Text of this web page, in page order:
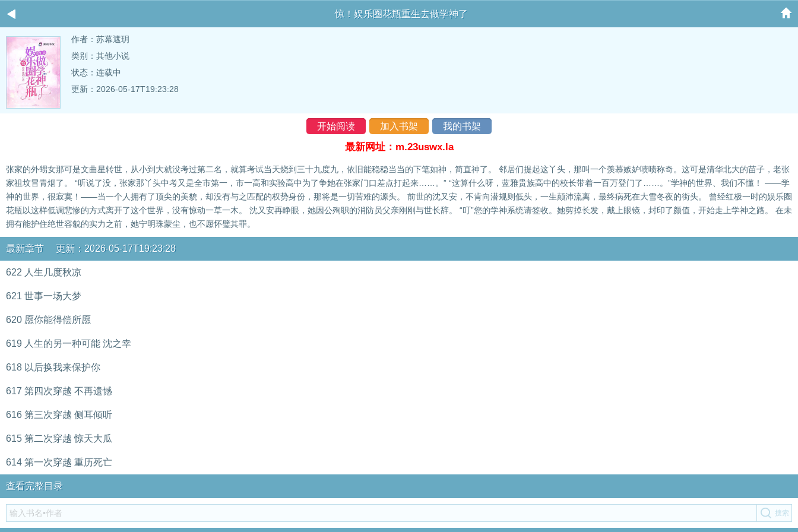
惊！娱乐圈花瓶重生去做学神了
作者： 苏幕遮玥
类别：其他小说
状态：连载中
更新：2026-05-17T19:23:28
开始阅读 加入书架 我的书架
最新网址：m.23uswx.la
张家的外甥女那可是文曲星转世，从小到大就没考过第二名，就算考试当天烧到三十九度九，依旧能稳稳当当的下笔如神，简直神了。 邻居们提起这丫头，那叫一个羡慕嫉妒啧啧称奇。这可是清华北大的苗子，老张
家祖坟冒青烟了。 “听说了没，张家那丫头中考又是全市第一，市一高和实验高中为了争她在张家门口差点打起来……。” “这算什么呀，蓝雅贵族高中的校长带着一百万登门了……。”学神的世界、我们不懂！ ——学
神的世界，很寂寞！——当一个人拥有了顶尖的美貌，却没有与之匹配的权势身份，那将是一切苦难的源头。 前世的沈又安，不肯向潜规则低头，一生颠沛流离，最终病死在大雪冬夜的街头。 曾经红极一时的娱乐圈
花瓶以这样低调悲惨的方式离开了这个世界，没有惊动一草一木。 沈又安再睁眼，她因公殉职的消防员父亲刚刚与世长辞。 “叮”您的学神系统请签收。她剪掉长发，戴上眼镜，封印了颜值，开始走上学神之路。 在未
拥有能护住绝世容貌的实力之前，她宁明珠蒙尘，也不愿怀璧其罪。
最新章节 更新：2026-05-17T19:23:28
622 人生几度秋凉
621 世事一场大梦
620 愿你能得偿所愿
619 人生的另一种可能 沈之幸
618 以后换我来保护你
617 第四次穿越 不再遗憾
616 第三次穿越 侧耳倾听
615 第二次穿越 惊天大瓜
614 第一次穿越 重历死亡
查看完整目录